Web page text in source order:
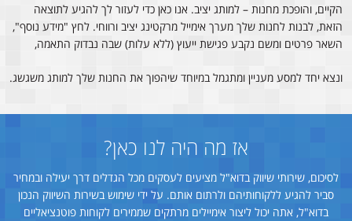
הקיים, והופכת מחנות – למותג יציב. אנו כאן כדי לעזור לך להגיע לתוצאה
הזאת, לבנות לחנות שלך מערך אימייל מרקטינג יציב ורווחי. לחץ "מידע נוסף",
השאר פרטים ומשם נקבע פגישת ייעוץ (ללא עלות) שבה נבדוק התאמה,
ונצא יחד למסע מעניין ומתגמל במיוחד שיהפוך את החנות שלך למותג משגשג.
אז מה היה לנו כאן?
לסיכום, שירותי שיווק בדוא"ל מציעים לעסקים מכל הגדלים דרך יעילה ובמחיר
סביר להגיע ללקוחותיהם ולרתום אותם. על ידי שימוש בשירות השיווק הנכון
בדוא"ל, אתה יכול ליצור אימיילים מרתקים שממירים לקוחות פוטנציאליים